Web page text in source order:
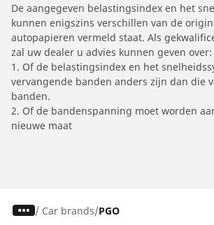
De aangegeven belastingsindex en het
kunnen enigszins verschillen van de
autopapieren vermeld staat. Als
zal uw dealer u advies kunnen geven over:
1. Of de belastingsindex en het
vervangende banden anders zijn dan die
banden.
2. Of de bandenspanning moet worden
nieuwe maat
/ Car brands PGO